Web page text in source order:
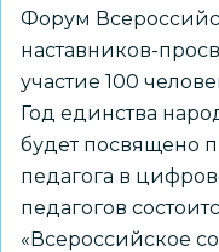
Форум
наставников-
участие 100
Год единства
будет посвящено
педагога в
педагогов
«Всероссийское